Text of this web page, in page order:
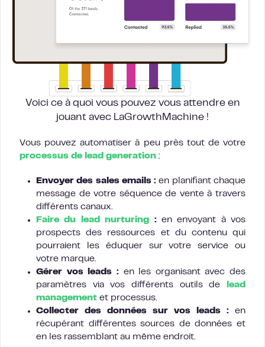
Voici ce à quoi vous pouvez vous attendre en
jouant avec LaGrowthMachine !
Vous pouvez automatiser à peu près tout de votre
processus de lead generation :
Envoyer des sales emails : en planifiant chaque
message de votre séquence de vente à travers
différents canaux.
Faire du lead nurturing :en envoyant à vos
prospects des ressources et du contenu qui
pourraient les éduquer sur votre service ou
votre marque.
Gérer vos leads : en les organisant avec des
paramètres via vos différents outils de
lead
management et processus.
Collecter des données sur vos leads : en
récupérant différentes sources de données et
en les rassemblant au même endroit.